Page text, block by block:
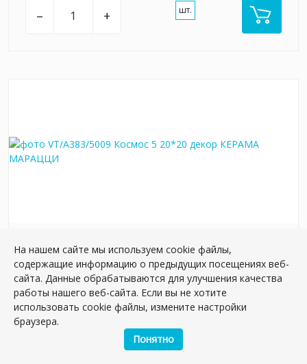
– + шт.
VT/A383/5009 Космос 5 20*20 декор
Артикул:VT/A383/5009
Размер: 20*20 см
Вес: 0.488 кг
Плиток в упаковке:
На нашем сайте мы используем cookie файлы,
содержащие информацию о предыдущих посещениях веб-
сайта. Данные обрабатываются для улучшения качества
работы нашего веб-сайта. Если вы не хотите
использовать cookie файлы, измените настройки
браузера.
Понятно